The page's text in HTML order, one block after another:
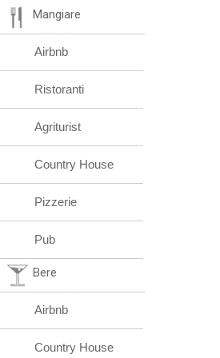
Mangiare
Airbnb
Ristoranti
Agriturist
Country House
Pizzerie
Pub
Bere
Airbnb
Country House